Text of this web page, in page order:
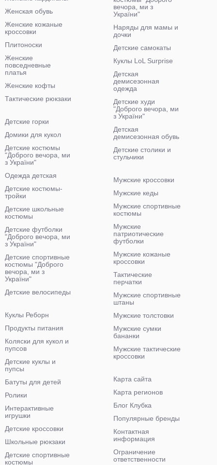
Женская обувь
Женские кожаные
кроссовки
Плитоноски
Женские
повседневные
платья
Женские кофты
Тактические рюкзаки
вечора, ми з
України"
Наряды для мамы и
дочки
Детские самокаты
Куклы LoL Surprise
Детская
демисезонная
одежда
Детские худи
"Доброго вечора, ми
з України"
Детская
демисезонная обувь
Детские столики и
стульчики
Детские горки
Домики для кукол
Детские костюмы
"Доброго вечора, ми
з України"
Одежда детская
Детские костюмы-
тройки
Детские школьные
костюмы
Детские футболки
"Доброго вечора, ми
з України"
Детские спортивные
костюмы "Доброго
вечора, ми з
України"
Детские велосипеды
Мужские кроссовки
Мужские кеды
Мужские спортивные
костюмы
Мужские
патриотические
футболки
Мужские кожаные
кроссовки
Тактические
перчатки
Мужские спортивные
штаны
Мужские толстовки
Мужские сумки
бананки
Мужские тактические
кроссовки
Куклы Реборн
Продукты питания
Коляски для кукол и
пупсов
Детские куклы и
пупсы
Батуты для детей
Ролики
Интерактивные
игрушки
Детские кроссовки
Школьные рюкзаки
Детские спортивные
костюмы
Карта сайта
Карта регионов
Блог Клубка
Популярные бренды
Контактная
информация
Ограничение
ответственности